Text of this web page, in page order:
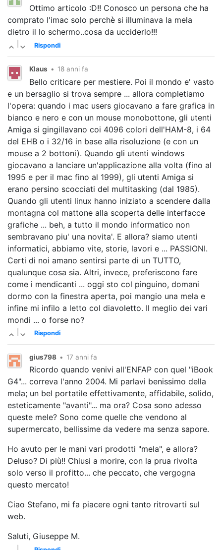
Ottimo articolo :D!! Conosco un persona che ha
comprato l'imac solo perchè si illuminava la mela
dietro il lo schermo..cosa da ucciderlo!!!
Rispondi
Klaus • 18 anni fa
Bello criticare per mestiere. Poi il mondo e' vasto
e un bersaglio si trova sempre ... allora completiamo
l'opera: quando i mac users giocavano a fare grafica in
bianco e nero e con un mouse monobottone, gli utenti
Amiga si gingillavano coi 4096 colori dell'HAM-8, i 64
del EHB o i 32/16 in base alla risoluzione (e con un
mouse a 2 bottoni). Quando gli utenti windows
giocavano a lanciare un'applicazione alla volta (fino al
1995 e per il mac fino al 1999), gli utenti Amiga si
erano persino scocciati del multitasking (dal 1985).
Quando gli utenti linux hanno iniziato a scendere dalla
montagna col mattone alla scoperta delle interfacce
grafiche ... beh, a tutto il mondo informatico non
sembravano piu' una novita'. E allora? siamo utenti
informatici, abbiamo vite, storie, lavori e ... PASSIONI.
Certi di noi amano sentirsi parte di un TUTTO,
qualunque cosa sia. Altri, invece, preferiscono fare
come i mendicanti ... oggi sto col pinguino, domani
dormo con la finestra aperta, poi mangio una mela e
infine mi infilo a letto col diavoletto. Il meglio dei vari
mondi ... o forse no?
Rispondi
gius798 • 17 anni fa
Ricordo quando venivi all'ENFAP con quel "iBook
G4"... correva l'anno 2004. Mi parlavi benissimo della
mela; un bel portatile effettivamente, affidabile, solido,
esteticamente "avanti"... ma ora? Cosa sono adesso
queste mele? Sono come quelle che vendono al
supermercato, bellissime da vedere ma senza sapore.
Ho avuto per le mani vari prodotti "mela", e allora?
Deluso? Di più!! Chiusi a morire, con la prua rivolta
solo verso il profitto... che peccato, che vergogna
questo mercato!
Ciao Stefano, mi fa piacere ogni tanto ritrovarti sul
web.
Saluti, Giuseppe M.